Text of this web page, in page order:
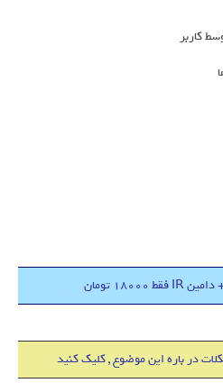
کاربر
در باره این موضوع , کلیک کنید